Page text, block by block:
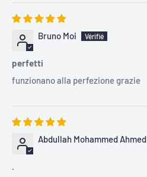
Bruno Moi
perfetti
funzionano alla perfezione grazie
Abdullah Mohammed Ahmed
.